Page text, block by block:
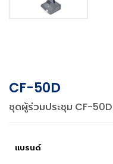
CF-50D
ชุดผู้ร่วมประชุม CF-50D
แบรนด์